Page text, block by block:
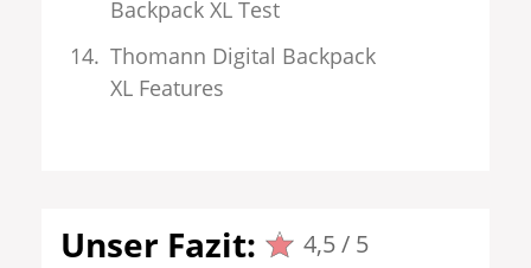
Backpack XL Test
Thomann Digital Backpack
XL Features
Unser Fazit:
4,5 / 5